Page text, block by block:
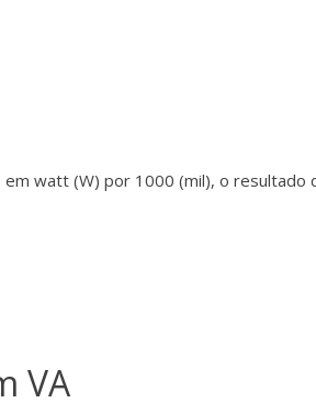
watt (W) por 1000 (mil), o resultado
VA